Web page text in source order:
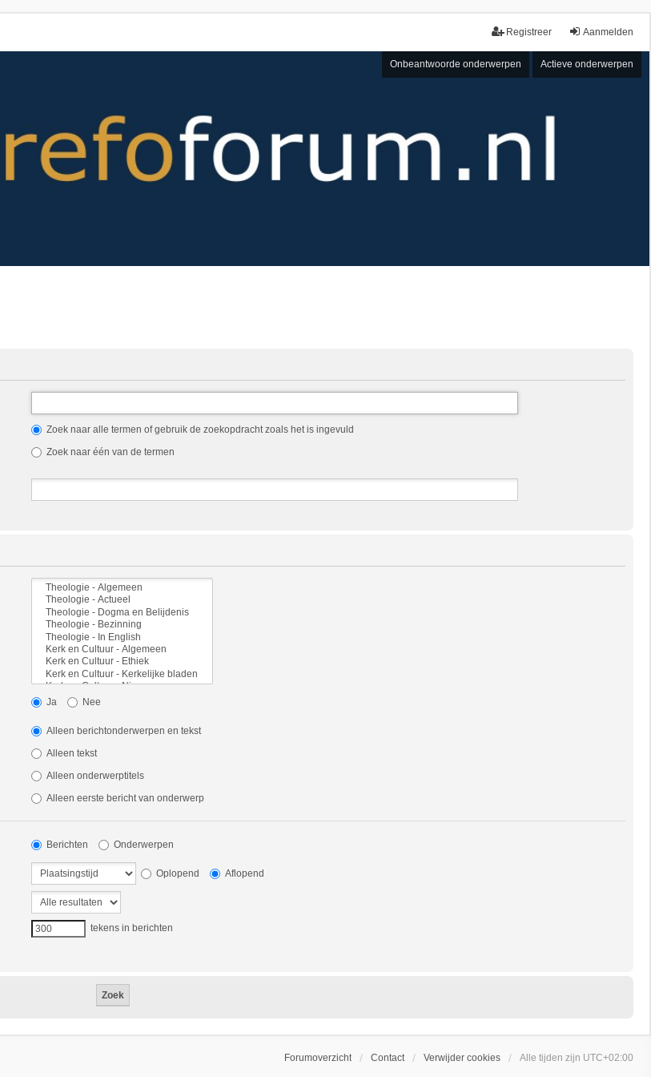
Aanmelden
Registreer
Onbeantwoorde onderwerpen Actieve onderwerpen
Zoek naar alle termen of gebruik de zoekopdracht zoals het is ingevuld
Zoek naar één van de termen
Ja Nee
Alleen berichtonderwerpen en tekst
Alleen tekst
Alleen onderwerptitels
Alleen eerste bericht van onderwerp
Berichten Onderwerpen
Oplopend Aflopend
tekens in berichten
Forumoverzicht Contact Verwijder cookies Alle tijden zijn UTC+02:00